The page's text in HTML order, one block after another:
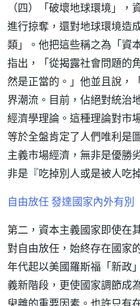
（四）「破壞地球環境」
進行掠奪，還對地球環境造
類」。他把這些稱之為「資
指出，「從揭露社會問題的
然是正當的。」他並且說，
界潮流。目前，佔絕對統治
經濟學理論。這種理論對市
等於全盤肯定了人們唯利是
主義市場經濟，無非是優勝
非是『吃掉別人或是被人吃
自由放任 發達國家內外有別
第二，資本主義國家即使在
對自由放任，始終存在國家
年代起以美國羅斯福「新政
義新階段，更使國家調節成